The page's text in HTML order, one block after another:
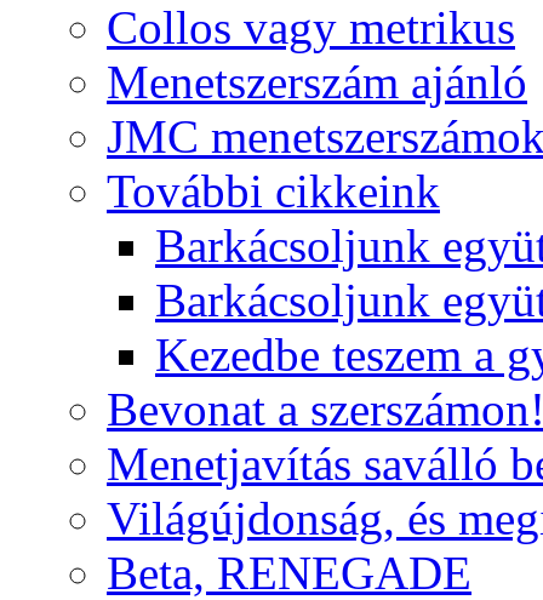
Collos vagy metrikus
Menetszerszám ajánló
JMC
További cikkeink
Barkácsoljunk
Barkácsoljunk
Kezedbe teszem a
Bevonat a
Menetjavítás saválló
Világújdonság, és
Beta, RENEGADE